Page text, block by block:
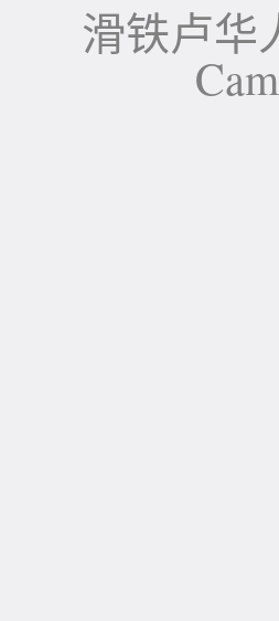
滑铁卢华